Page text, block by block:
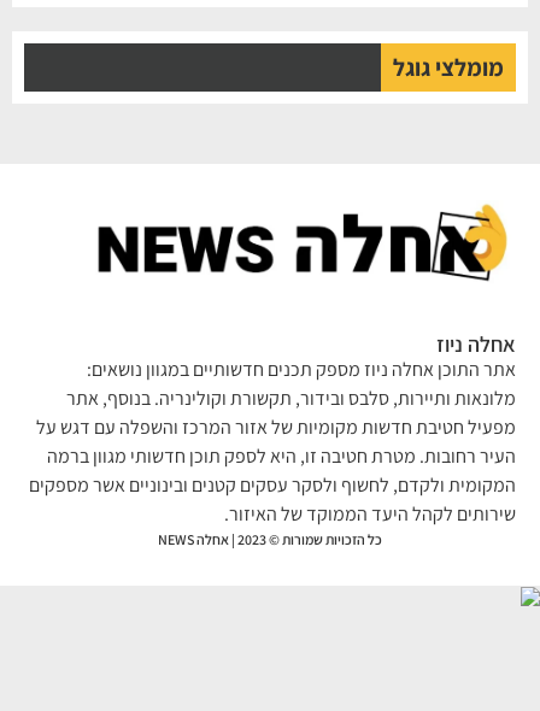
מומלצי גוגל
ניוז
התוכן אחלה ניוז מספק תכנים חדשותיים במגוון נושאים:
ותיירות, סלבס ובידור, תקשורת וקולינריה. בנוסף, אתר
חטיבת חדשות מקומיות של אזור המרכז והשפלה עם דגש על
רחובות. מטרת חטיבה זו, היא לספק תוכן חדשותי מגוון ברמה
ולקדם, לחשוף ולסקר עסקים קטנים ובינוניים אשר מספקים
לקהל היעד הממוקד של האיזור.
כל הזכויות שמורות © 2023 | אחלה NEWS